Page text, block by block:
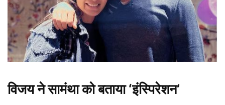
विजय ने सामंथा को बताया ‘इंस्पिरेशन’